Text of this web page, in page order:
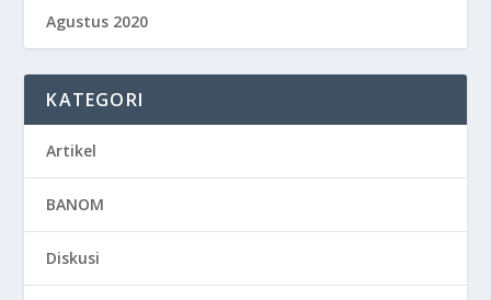
Agustus 2020
KATEGORI
Artikel
BANOM
Diskusi